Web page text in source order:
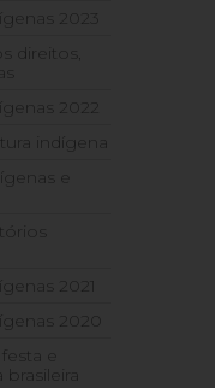
2023
direitos,
2022
indígena
e
2021
2020
e
brasileira